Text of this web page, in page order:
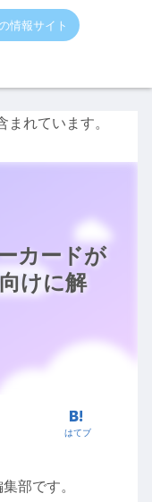
情報サイト
れています。
カードが
けに解
はてブ
部です。